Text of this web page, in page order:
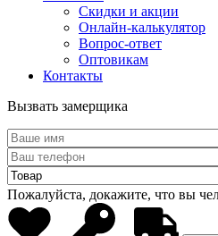
Скидки и акции
Онлайн-калькулятор
Вопрос-ответ
Оптовикам
Контакты
Вызвать замерщика
Пожалуйста, докажите, что вы